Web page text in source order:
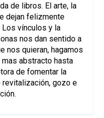
de libros. El arte, la
dejan felizmente
Los vínculos y la
nos dan sentido a
nos quieran, hagamos
abstracto hasta
de fomentar la
gozo e